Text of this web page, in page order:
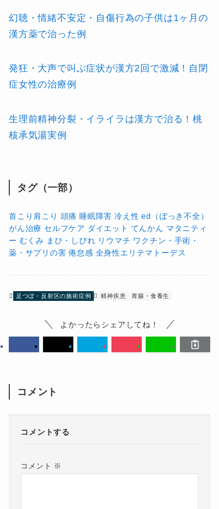
幻聴・情緒不安定・自傷行為の子供は1ヶ月の
漢方薬で治った例
発狂・大声で叫ぶ症状が漢方2回で激減！自閉
症女性の治療例
生理前精神分裂・イライラは漢方で治る！桃
核承気湯実例
タグ（一部）
首こり肩こり 頭痛 睡眠障害 冷え性 ed（ぼっき不全）
がん治療 セルフケア ダイエット てんかん マタニティ
ー むくみ まひ・しびれ リウマチ ワクチン・手術・
薬・サプリの害 倦怠感 全身性エリテマトーデス
足つぼ・反射区の施術症例 精神疾患 胃腸・食養生
よかったらシェアしてね！
コメント
コメントする
コメント ※